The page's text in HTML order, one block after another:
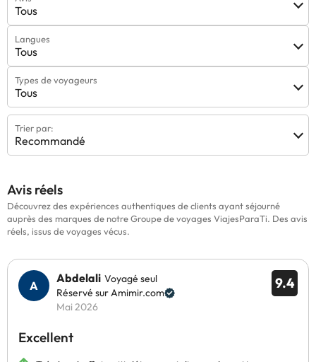
Tous
Langues
Tous
Types de voyageurs
Tous
Trier par:
Recommandé
Avis réels
Découvrez des expériences authentiques de clients ayant séjourné
auprès des marques de notre Groupe de voyages ViajesParaTi. Des avis
réels, issus de voyages vécus.
9.4
Abdelali Voyagé seul
Réservé sur Amimir.com
Mai 2026
Excellent